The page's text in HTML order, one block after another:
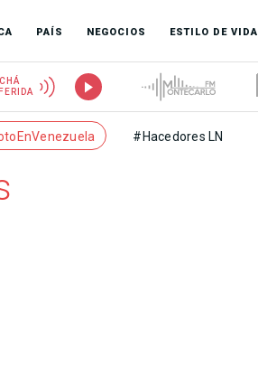
PAÍS NEGOCIOS ESTILO DE VIDA
#Hacedores LN